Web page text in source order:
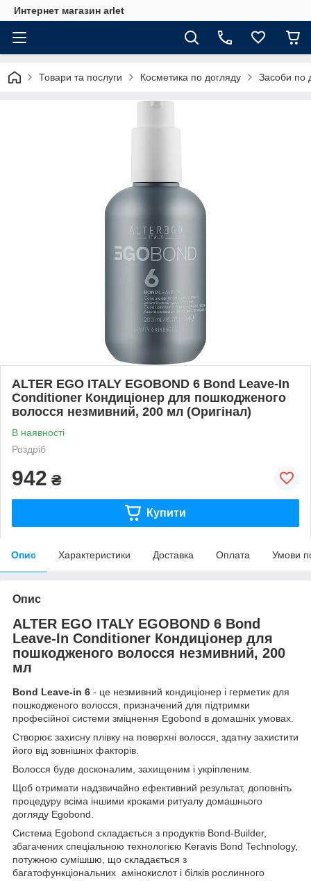
Интернет магазин arlet
Товари та послуги Косметика по догляду Засоби по
ALTER EGO ITALY EGOBOND 6 Bond Leave-In
Conditioner Кондиціонер для пошкодженого
волосся незмивний, 200 мл (Оригінал)
В наявності
Роздріб
942 ₴
Купити
Опис Характеристики Доставка Оплата Умови
Опис
ALTER EGO ITALY EGOBOND 6 Bond
Leave-In Conditioner Кондиціонер для
пошкодженого волосся незмивний, 200
мл
Bond Leave-in 6 - це незмивний кондиціонер і герметик для
пошкодженого волосся, призначений для підтримки
професійної системи зміцнення Egobond в домашніх умовах.
Створює захисну плівку на поверхні волосся, здатну захистити
його від зовнішніх факторів.
Волосся буде досконалим, захищеним і укріпленим.
Щоб отримати надзвичайно ефективний результат, доповніть
процедуру всіма іншими кроками ритуалу домашнього
догляду Egobond.
Система Egobond складається з продуктів Bond-Builder,
збагачених спеціальною технологією Keravis Bond Technology,
потужною сумішшю, що складається з
багатофункціональних амінокислот і білків рослинного